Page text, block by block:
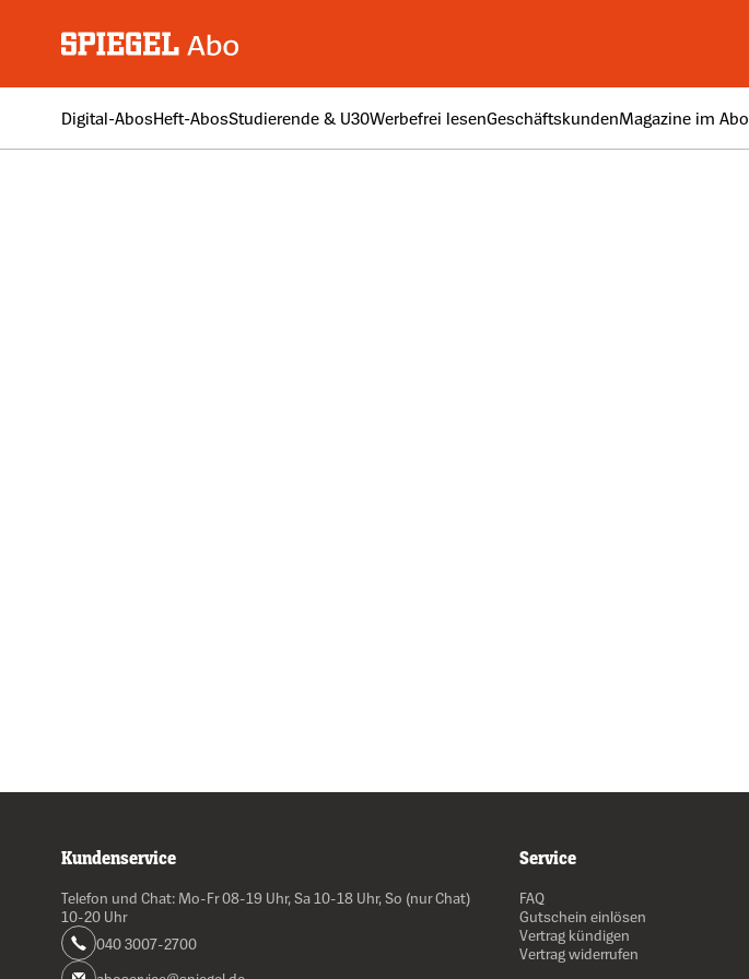
Digital-AbosHeft-AbosStudierende & U30Werbefrei lesenGeschäftskundenMagazine im Abo
Kundenservice
Telefon und Chat: Mo-Fr 08-19 Uhr, Sa 10-18 Uhr, So (nur Chat)
10-20 Uhr
040 3007-2700
Service
FAQ
Gutschein einlösen
Vertrag kündigen
Vertrag widerrufen